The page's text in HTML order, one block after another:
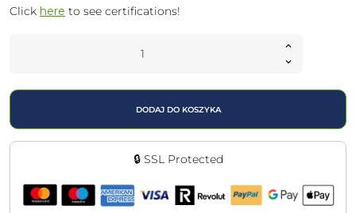
Click here to see certifications!
DODAJ DO KOSZYKA
🔒 SSL Protected